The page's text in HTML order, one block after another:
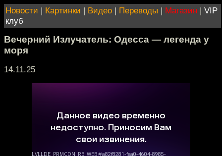
Новости | Картинки | Видео | Переводы | Магазин | VIP
клуб
Вечерний Излучатель: Одесса — легенда у
моря
14.11.25